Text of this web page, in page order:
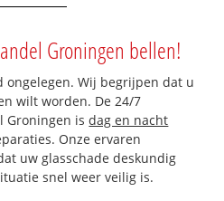
Groningen bellen!
ongelegen. Wij begrijpen dat u
wilt worden. De 24/7
Groningen isdag en nacht
Onze ervaren
uw glasschade deskundig
snel weer veilig is.